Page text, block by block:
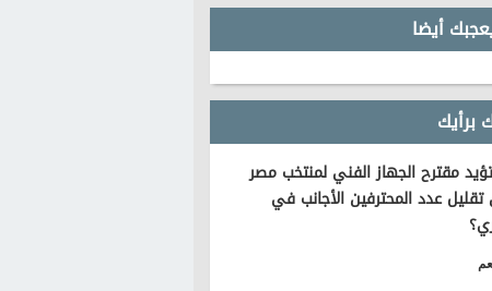
أيضا
برأيك
مقترح الجهاز الفني لمنتخب مصر
عدد المحترفين الأجانب في